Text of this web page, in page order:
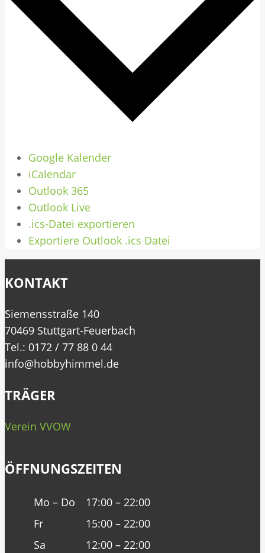
Google Kalender
iCalendar
Outlook 365
Outlook Live
.ics-Datei exportieren
Exportiere Outlook .ics Datei
KONTAKT
Siemensstraße 140
70469 Stuttgart-Feuerbach
Tel.: 0172 / 77 88 0 44
info@hobbyhimmel.de
TRÄGER
Verein VVOW
ÖFFNUNGSZEITEN
Mo – Do
17:00 – 22:00
Fr
15:00 – 22:00
Sa
12:00 – 22:00